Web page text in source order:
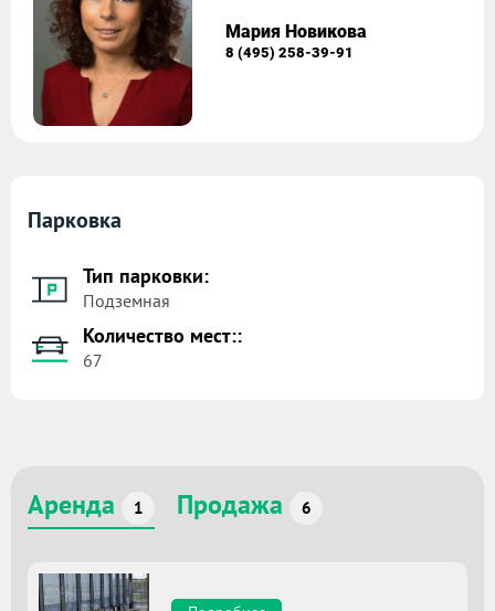
Мария Новикова
8 (495) 258-39-91
Парковка
Тип парковки:
Подземная
Количество мест::
67
Аренда 1 Продажа 6